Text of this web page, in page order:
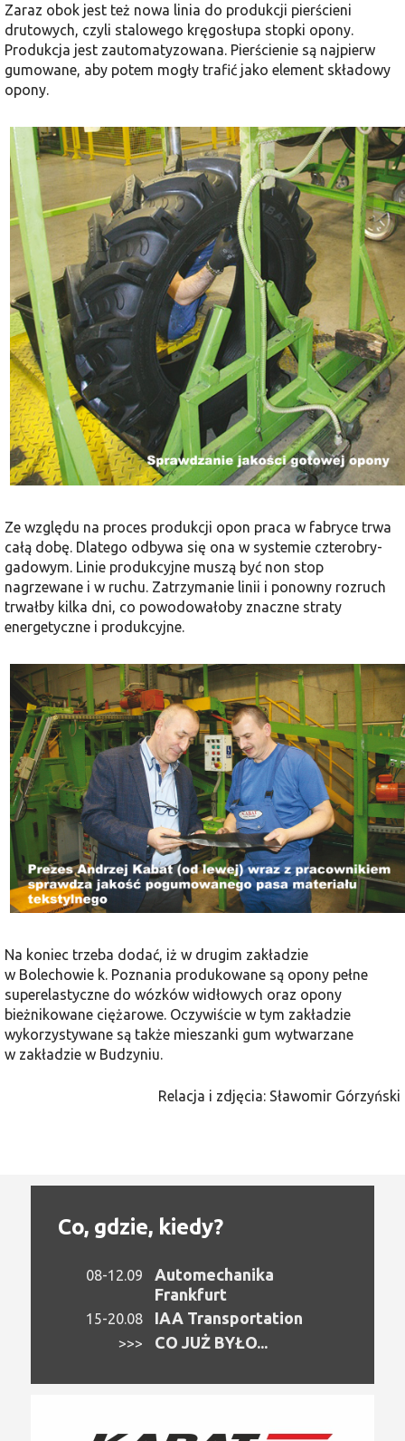
Zaraz obok jest też nowa linia do produkcji pierścieni
drutowych, czyli stalowego kręgosłupa stopki opony.
Produkcja jest zautomatyzowana. Pierścienie są najpierw
gumowane, aby potem mogły trafić jako element składowy
opony.
Ze względu na proces produkcji opon praca w fabryce trwa
całą dobę. Dlatego odbywa się ona w systemie czterobry­
gadowym. Linie produkcyjne muszą być non stop
nagrzewane i w ruchu. Zatrzy­manie linii i ponowny rozruch
trwałby kilka dni, co powodowałoby znaczne straty
energetyczne i produkcyjne.
Na koniec trzeba dodać, iż w drugim zakładzie
w Bolechowie k. Poznania produkowane są opony pełne
supere­lastyczne do wózków widłowych oraz opony
bieżnikowane ciężarowe. Oczy­wiście w tym zakładzie
wykorzystywane są także mieszanki gum wytwarzane
w zakładzie w Budzyniu.
Relacja i zdjęcia: Sławomir Górzyński
Co, gdzie, kiedy?
08-12.09
Automechanika
Frankfurt
15-20.08 IAA Transportation
>>> CO JUŻ BYŁO...